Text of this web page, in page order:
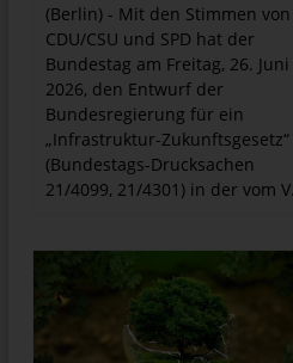
(Berlin) - Mit den Stimmen von
CDU/CSU und SPD hat der
Bundestag am Freitag, 26. Juni
2026, den Entwurf der
Bundesregierung für ein
„Infrastruktur-Zukunftsgesetz“
(Bundestags-Drucksachen
21/4099, 21/4301) in der vom